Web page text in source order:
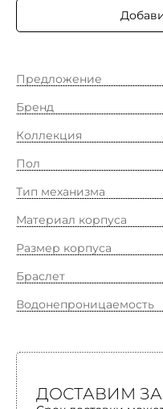
Предложение
Бренд
Коллекция
Пол
Тип механизма
Материал корпуса
Размер корпуса
Браслет
Водонепроницаемость
ДОСТАВИМ ЗА